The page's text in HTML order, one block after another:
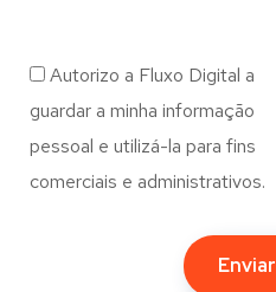
Autorizo a Fluxo Digital a
guardar a minha informação
pessoal e utilizá-la para fins
comerciais e administrativos.
Enviar